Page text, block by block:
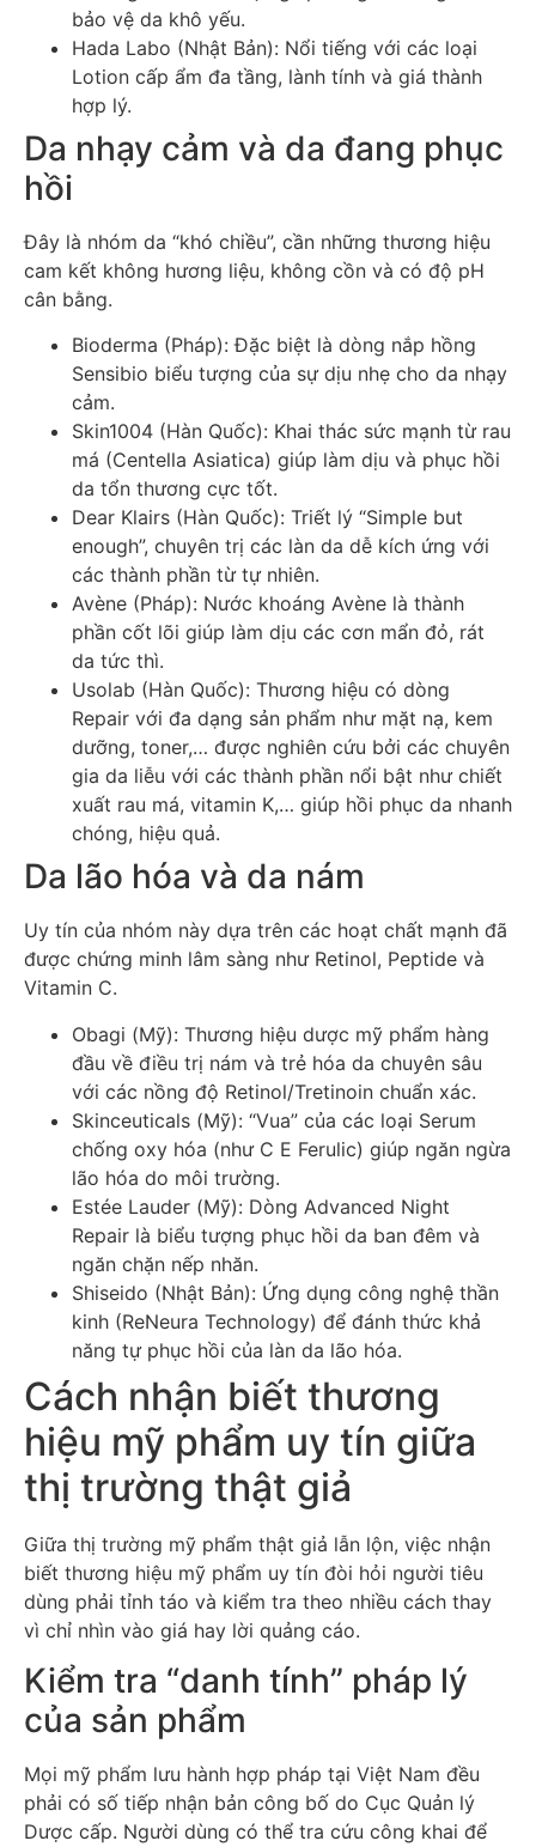
bảo vệ da khô yếu.
Hada Labo (Nhật Bản): Nổi tiếng với các loại
Lotion cấp ẩm đa tầng, lành tính và giá thành
hợp lý.
Da nhạy cảm và da đang phục
hồi
Đây là nhóm da “khó chiều”, cần những thương hiệu
cam kết không hương liệu, không cồn và có độ pH
cân bằng.
Bioderma (Pháp): Đặc biệt là dòng nắp hồng
Sensibio biểu tượng của sự dịu nhẹ cho da nhạy
cảm.
Skin1004 (Hàn Quốc): Khai thác sức mạnh từ rau
má (Centella Asiatica) giúp làm dịu và phục hồi
da tổn thương cực tốt.
Dear Klairs (Hàn Quốc): Triết lý “Simple but
enough”, chuyên trị các làn da dễ kích ứng với
các thành phần từ tự nhiên.
Avène (Pháp): Nước khoáng Avène là thành
phần cốt lõi giúp làm dịu các cơn mẩn đỏ, rát
da tức thì.
Usolab (Hàn Quốc): Thương hiệu có dòng
Repair với đa dạng sản phẩm như mặt nạ, kem
dưỡng, toner,… được nghiên cứu bởi các chuyên
gia da liễu với các thành phần nổi bật như chiết
xuất rau má, vitamin K,… giúp hồi phục da nhanh
chóng, hiệu quả.
Da lão hóa và da nám
Uy tín của nhóm này dựa trên các hoạt chất mạnh đã
được chứng minh lâm sàng như Retinol, Peptide và
Vitamin C.
Obagi (Mỹ): Thương hiệu dược mỹ phẩm hàng
đầu về điều trị nám và trẻ hóa da chuyên sâu
với các nồng độ Retinol/Tretinoin chuẩn xác.
Skinceuticals (Mỹ): “Vua” của các loại Serum
chống oxy hóa (như C E Ferulic) giúp ngăn ngừa
lão hóa do môi trường.
Estée Lauder (Mỹ): Dòng Advanced Night
Repair là biểu tượng phục hồi da ban đêm và
ngăn chặn nếp nhăn.
Shiseido (Nhật Bản): Ứng dụng công nghệ thần
kinh (ReNeura Technology) để đánh thức khả
năng tự phục hồi của làn da lão hóa.
Cách nhận biết thương
hiệu mỹ phẩm uy tín giữa
thị trường thật giả
Giữa thị trường mỹ phẩm thật giả lẫn lộn, việc nhận
biết thương hiệu mỹ phẩm uy tín đòi hỏi người tiêu
dùng phải tỉnh táo và kiểm tra theo nhiều cách thay
vì chỉ nhìn vào giá hay lời quảng cáo.
Kiểm tra “danh tính” pháp lý
của sản phẩm
Mọi mỹ phẩm lưu hành hợp pháp tại Việt Nam đều
phải có số tiếp nhận bản công bố do Cục Quản lý
Dược cấp. Người dùng có thể tra cứu công khai để